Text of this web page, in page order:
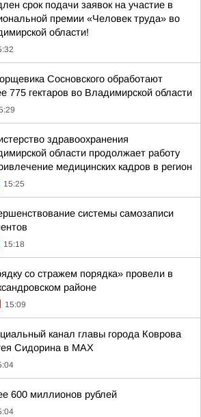
срок подачи заявок на участие в
премии «Человек труда» во
области!
Сосновского обработают
775 гектаров во Владимирской области
здравоохранения
области продолжает работу
медицинских кадров в регион
15:25
системы самозаписи
15:18
со стражем порядка» провели в
районе
15:09
канал главы города Коврова
Сидорина в МАХ
600 миллионов рублей